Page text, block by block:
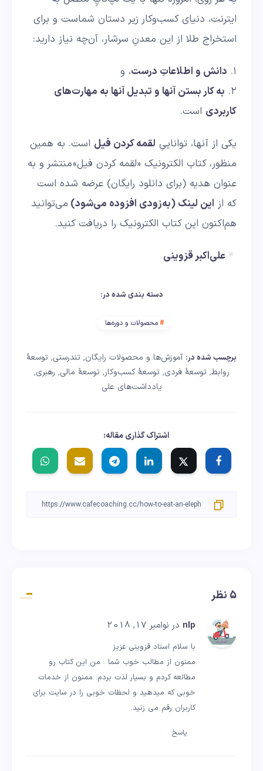
ایترنت، دنیای کسب‌وکار زیر دستان شماست و برای
استخراج طلا از این معدنِ سرشار، آن‌چه نیاز دارید:
۱. دانش و اطلاعاتِ درست، و
۲. به کار بستن آنها و تبدیل آنها به مهارت‌های
کاربردی است.
یکی از آنها، تواناییِ لقمه کردن فیل است. به همین
منظور، کتاب الکترونیک «لقمه کردن فیل» منتشر و به
عنوان هدیه (برای دانلود رایگان) عرضه شده است
که از این لینک (به‌زودی افزوده می‌شود) می‌توانید
هم‌اکنون این کتاب الکترونیک را دریافت کنید.
علی‌اکبر قزوینی
دسته بندی شده در:
محصولات و دوره‌ها
برچسب شده در: آموزش‌ها و محصولات رایگان, تندرستی, توسعهٔ
روابط, توسعهٔ فردی, توسعهٔ کسب‌وکار, توسعهٔ مالی, رهبری,
یادداشت‌های علی
اشتراک گذاری مقاله:
5 نظر
nlp در نوامبر 17, 2018
با سلام استاد قزوینی عزیز
ممنون از مطالب خوب شما . من این کتاب رو
مطالعه کردم و بسیار لذت بردم. ممنون از خدمات
خوبی که میدهید و لحظات خوبی را در سایت برای
کاربران رقم می زنید.
پاسخ